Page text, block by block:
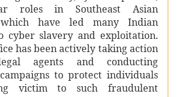
मंत्रियों की बैठक में केंद्रीय शिक्षा मंत्री ने ब्रिक्स सहयोग
केंद्रित और मानवता-प्रथम दृष्टिकोण के प्रति
परिवर्तन मंत्रालय